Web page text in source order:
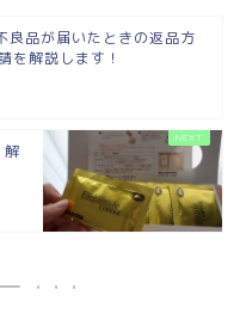
良品が届いたときの返品方
を解説します！
解